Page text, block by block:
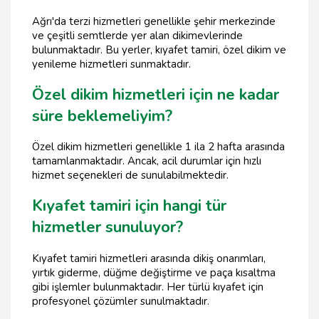
Ağrı'da terzi hizmetleri genellikle şehir merkezinde
ve çeşitli semtlerde yer alan dikimevlerinde
bulunmaktadır. Bu yerler, kıyafet tamiri, özel dikim ve
yenileme hizmetleri sunmaktadır.
Özel dikim hizmetleri için ne kadar
süre beklemeliyim?
Özel dikim hizmetleri genellikle 1 ila 2 hafta arasında
tamamlanmaktadır. Ancak, acil durumlar için hızlı
hizmet seçenekleri de sunulabilmektedir.
Kıyafet tamiri için hangi tür
hizmetler sunuluyor?
Kıyafet tamiri hizmetleri arasında dikiş onarımları,
yırtık giderme, düğme değiştirme ve paça kısaltma
gibi işlemler bulunmaktadır. Her türlü kıyafet için
profesyonel çözümler sunulmaktadır.